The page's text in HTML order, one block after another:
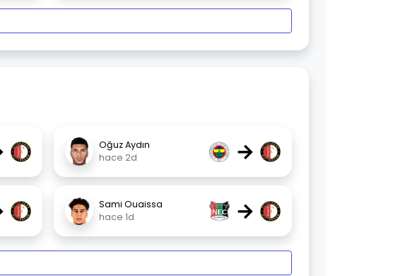
Oğuz Aydın
hace 2d
→
Sami Ouaissa
hace 1d
→